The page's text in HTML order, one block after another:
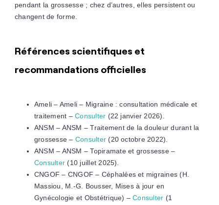
pendant la grossesse ; chez d’autres, elles persistent ou
changent de forme.
Références scientifiques et
recommandations officielles
Ameli – Ameli – Migraine : consultation médicale et
traitement –Consulter (22 janvier 2026).
ANSM – ANSM – Traitement de la douleur durant la
grossesse – Consulter (20 octobre 2022).
ANSM – ANSM – Topiramate et grossesse –
Consulter (10 juillet 2025).
CNGOF – CNGOF – Céphalées et migraines (H.
Massiou, M.-G. Bousser, Mises à jour en
Gynécologie et Obstétrique) –Consulter (1